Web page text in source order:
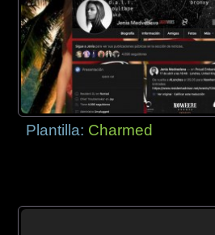
Plantilla: Charmed